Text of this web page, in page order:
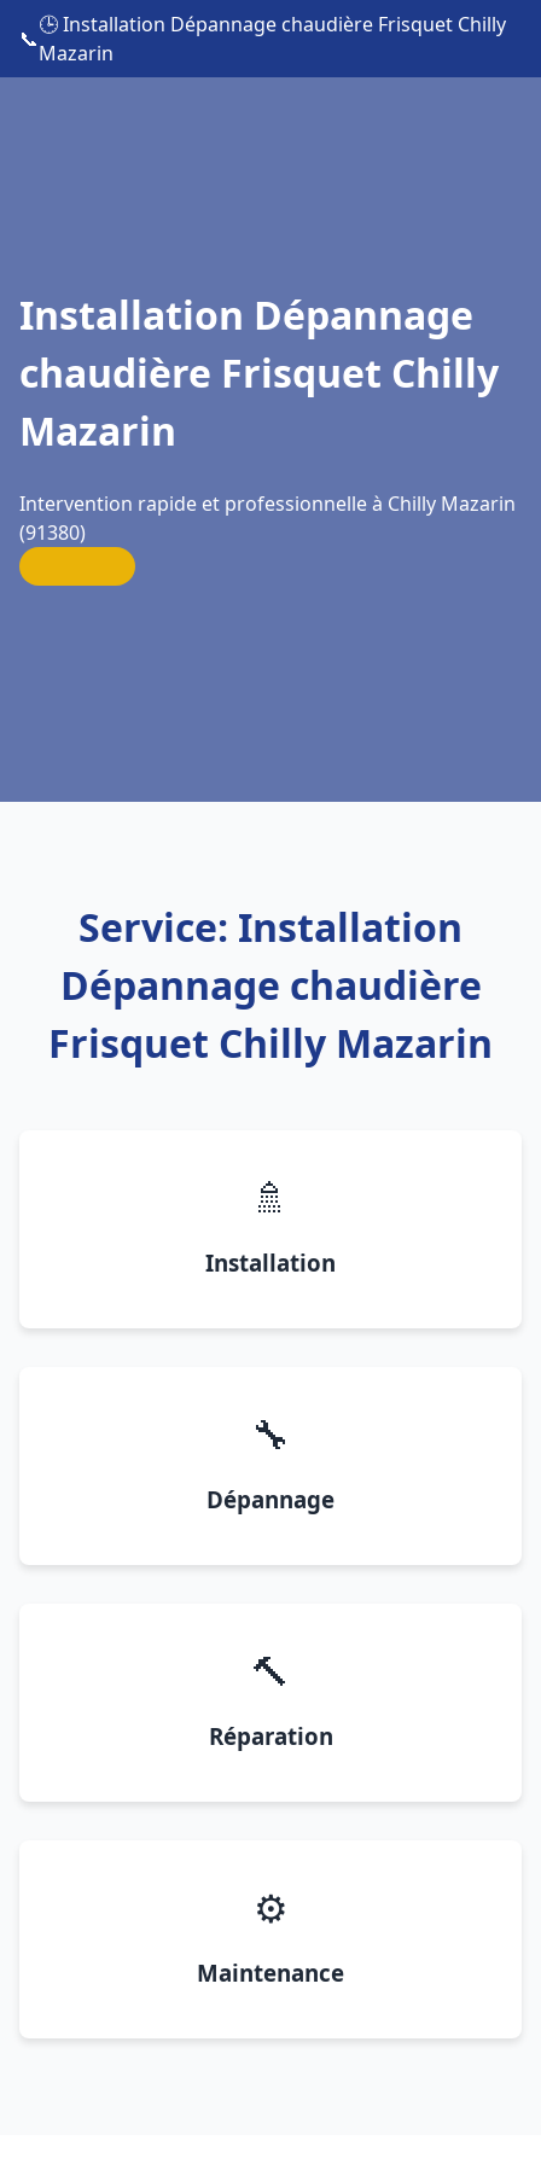
📞
🕒 Installation Dépannage chaudière Frisquet Chilly
Mazarin
Installation Dépannage
chaudière Frisquet Chilly
Mazarin
Intervention rapide et professionnelle à Chilly Mazarin
(91380)
Service: Installation
Dépannage chaudière
Frisquet Chilly Mazarin
🚿
Installation
🔧
Dépannage
🔨
Réparation
⚙️
Maintenance